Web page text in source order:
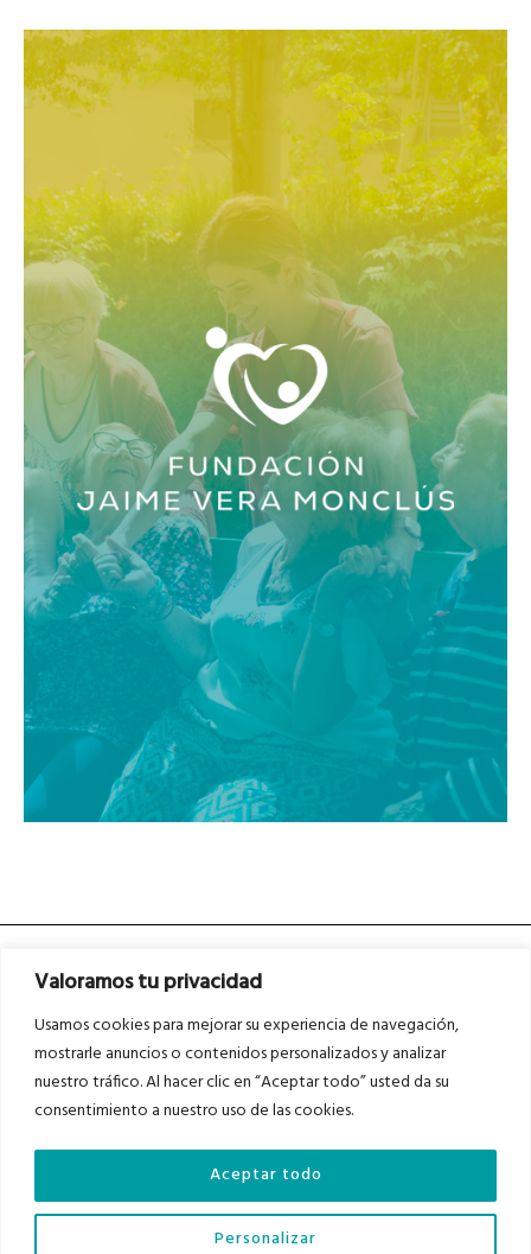
Valoramos tu privacidad
Usamos cookies para mejorar su experiencia de navegación,
mostrarle anuncios o contenidos personalizados y analizar
nuestro tráfico. Al hacer clic en “Aceptar todo” usted da su
consentimiento a nuestro uso de las cookies.
Personalizar
Aceptar todo
Asociados a
Auditados por